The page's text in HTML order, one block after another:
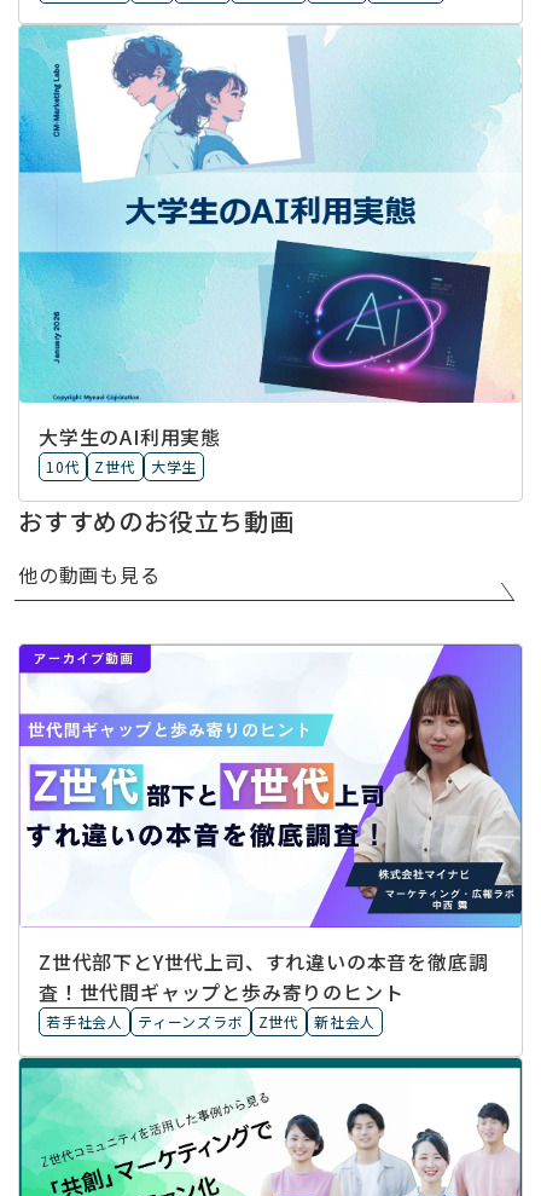
大学生のAI利用実態
10代 Z世代 大学生
おすすめのお役立ち動画
他の動画も見る
Z世代部下とY世代上司、すれ違いの本音を徹底調
査！世代間ギャップと歩み寄りのヒント
若手社会人 ティーンズラボ Z世代 新社会人